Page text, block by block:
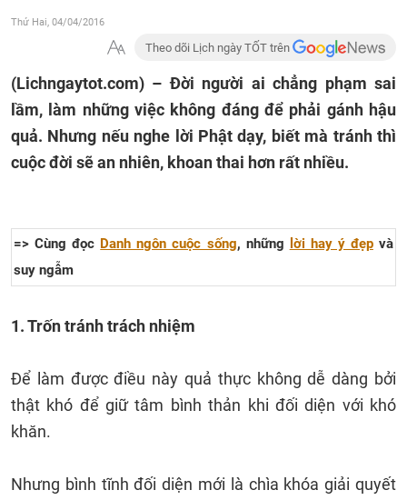
Thứ Hai, 04/04/2016
Theo dõi Lịch ngày TỐT trên
(Lichngaytot.com) – Đời người ai chẳng phạm sai
lầm, làm những việc không đáng để phải gánh hậu
quả. Nhưng nếu nghe lời Phật dạy, biết mà tránh thì
cuộc đời sẽ an nhiên, khoan thai hơn rất nhiều.
=> Cùng đọc Danh ngôn cuộc sống, những lời hay ý đẹpvà
suy ngẫm
1. Trốn tránh trách nhiệm
Để làm được điều này quả thực không dễ dàng bởi
thật khó để giữ tâm bình thản khi đối diện với khó
khăn.
Nhưng bình tĩnh đối diện mới là chìa khóa giải quyết